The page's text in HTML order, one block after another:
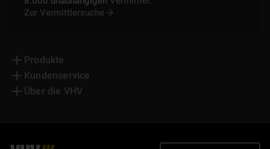
Zur Vermittlersuche
Produkte
Kundenservice
Über die VHV